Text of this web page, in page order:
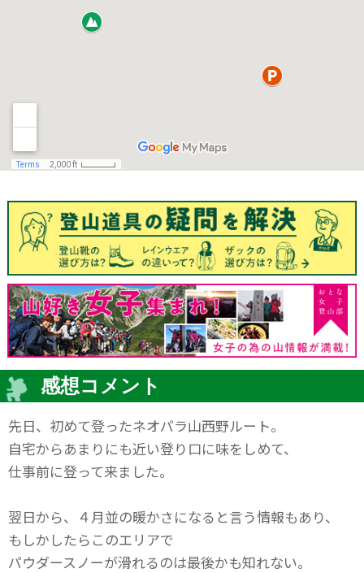
感想コメント
先日、初めて登ったネオパラ山西野ルート。
自宅からあまりにも近い登り口に味をしめて、
仕事前に登って来ました。
翌日から、４月並の暖かさになると言う情報もあり、
もしかしたらこのエリアで
パウダースノーが滑れるのは最後かも知れない。